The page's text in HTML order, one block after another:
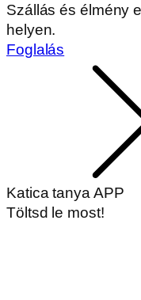
Szállás és élmény
helyen.
Foglalás
Katica tanya APP
Töltsd le most!